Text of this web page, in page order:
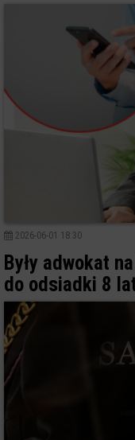
2026-06-01 18:30
Były adwokat
do odsiadki 8